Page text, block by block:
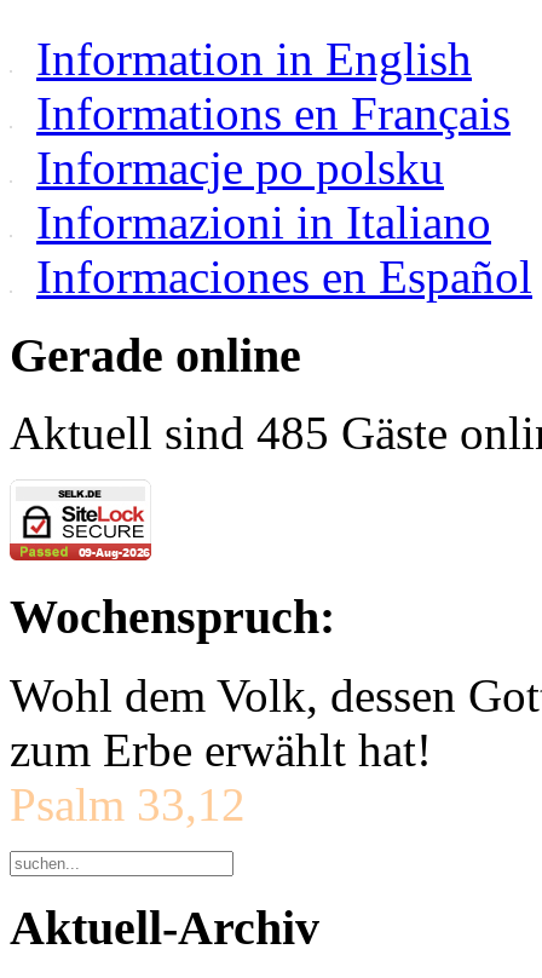
Information in English
Informations en Français
Informacje po polsku
Informazioni in Italiano
Informaciones en Español
Gerade online
Aktuell sind 485 Gäste
Wochenspruch:
Wohl dem Volk, dessen
zum Erbe erwählt hat!
Psalm 33,12
Aktuell-Archiv